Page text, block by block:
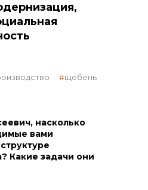
щебень
насколько
вами
Какие задачи они